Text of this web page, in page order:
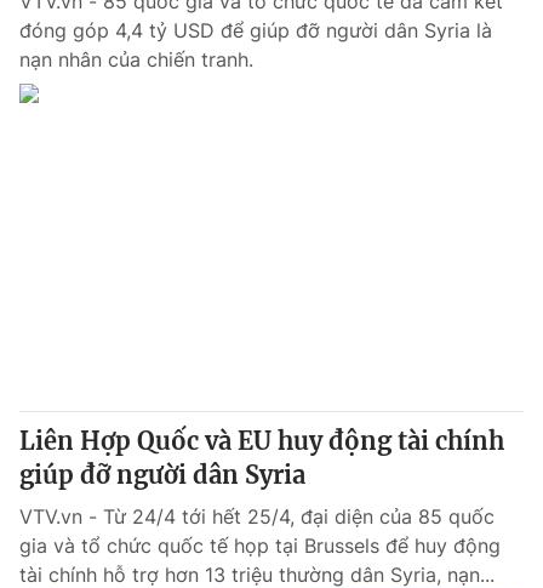
đóng góp 4,4 tỷ USD để giúp đỡ người dân Syria là
nạn nhân của chiến tranh.
Liên Hợp Quốc và EU huy động tài chính
giúp đỡ người dân Syria
VTV.vn - Từ 24/4 tới hết 25/4, đại diện của 85 quốc
gia và tổ chức quốc tế họp tại Brussels để huy động
tài chính hỗ trợ hơn 13 triệu thường dân Syria, nạn...